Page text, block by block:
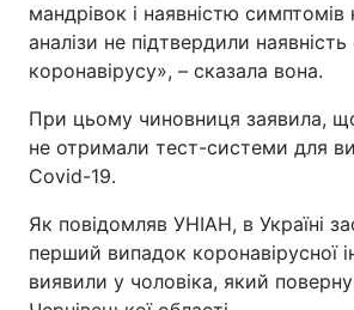
мандрівок і наявністю симптомів
аналізи не підтвердили
коронавірусу», – сказала вона.
При цьому чиновниця заявила, що
не отримали тест-системи для
Covid-19.
Як повідомляв УНІАН, в Україні
перший випадок коронавірусної
виявили у чоловіка, який